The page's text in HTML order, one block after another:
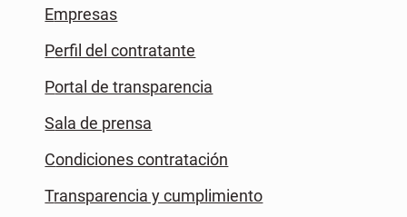
Empresas
Perfil del contratante
Portal de transparencia
Sala de prensa
Condiciones contratación
Transparencia y cumplimiento